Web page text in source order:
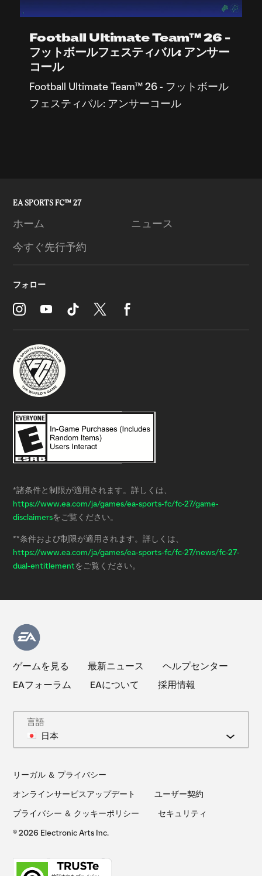
*諸条件と制限が適用されます。詳しくは、
https://www.ea.com/ja/games/ea-sports-fc/fc-27/game-
disclaimersをご覧ください。
**条件および制限が適用されます。詳しくは、
https://www.ea.com/ja/games/ea-sports-fc/fc-27/news/fc-27-
dual-entitlement をご覧ください。